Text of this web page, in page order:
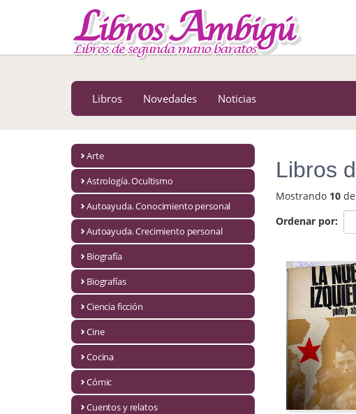
MENÚ PRINCIPAL
Astrología. Ocultismo
Autoayuda. Conocimiento personal
Autoayuda. Crecimiento personal
Ciencia ficción
Libros Novedades Noticias
Arte
Astrología. Ocultismo
Autoayuda. Conocimiento personal
Autoayuda. Crecimiento personal
Biografía
Biografías
Ciencia ficción
Cine
Cocina
Cómic
Cuentos y relatos
Libros
Mostrando 10de
Ordenar por: